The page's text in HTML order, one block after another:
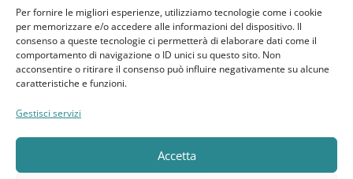
Per fornire le migliori esperienze, utilizziamo tecnologie come i cookie
per memorizzare e/o accedere alle informazioni del dispositivo. Il
consenso a queste tecnologie ci permetterà di elaborare dati come il
comportamento di navigazione o ID unici su questo sito. Non
acconsentire o ritirare il consenso può influire negativamente su alcune
caratteristiche e funzioni.
Gestisci servizi
Accetta
Pagine Dedicate
Raffrescatori Evaporativi Industriali
CLIENTE
Bacheca cliente